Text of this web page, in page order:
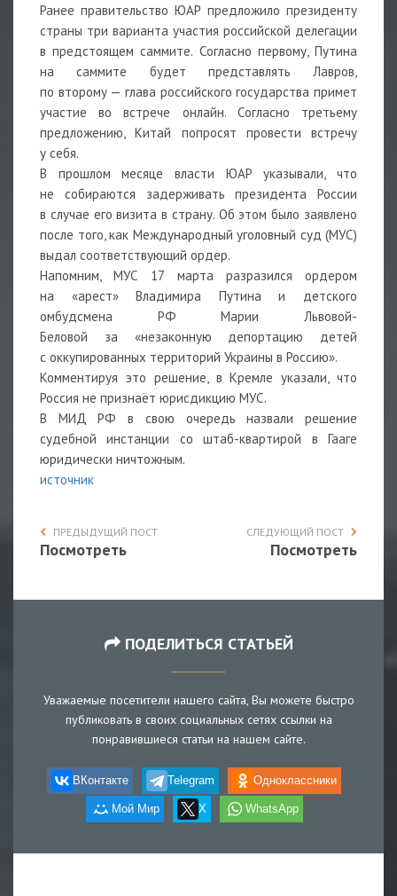
Ранее правительство ЮАР предложило президенту
страны три варианта участия российской делегации
в предстоящем саммите. Согласно первому, Путина
на саммите будет представлять Лавров,
по второму — глава российского государства примет
участие во встрече онлайн. Согласно третьему
предложению, Китай попросят провести встречу
у себя.
В прошлом месяце власти ЮАР
указывали, что
не собираются задерживать президента России
в случае его визита в страну. Об этом было заявлено
после того, как Международный уголовный суд (МУС)
выдал соответствующий ордер.
Напомним, МУС 17 марта разразился ордером
на «арест» Владимира Путина и детского
омбудсмена РФ Марии Львовой-
Беловой за «незаконную депортацию детей
с оккупированных территорий Украины в Россию».
Комментируя это решение, в Кремле указали, что
Россия не признаëт юрисдикцию МУС.
В МИД РФ в свою очередь назвали решение
судебной инстанции со штаб-квартирой в Гааге
юридически ничтожным.
источник
ПРЕДЫДУЩИЙ ПОСТ
Посмотреть
СЛЕДУЮЩИЙ ПОСТ
Посмотреть
ПОДЕЛИТЬСЯ СТАТЬЕЙ
Уважаемые посетители нашего сайта, Вы можете быстро
публиковать в своих социальных сетях ссылки на
понравившиеся статьи на нашем сайте.
ВКонтакте Telegram Одноклассники
Мой Мир X WhatsApp